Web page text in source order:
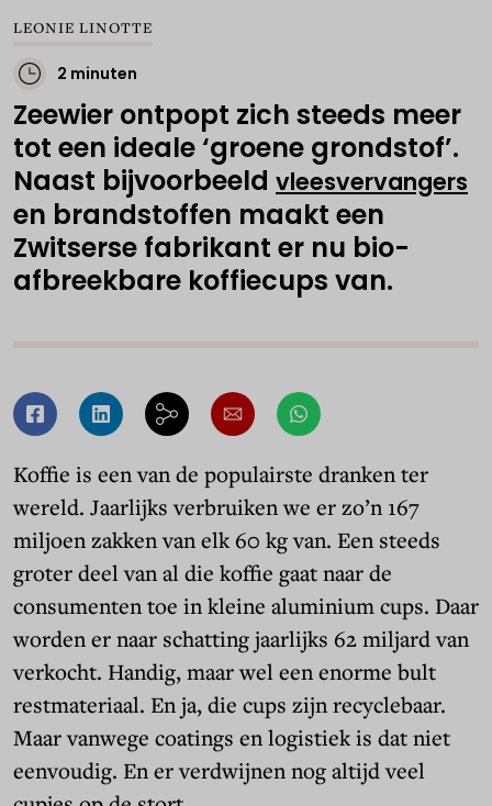
LEONIE LINOTTE
2 minuten
Zeewier ontpopt zich steeds meer
tot een ideale ‘groene grondstof’.
Naast bijvoorbeeld vleesvervangers
en brandstoffen maakt een
Zwitserse fabrikant er nu bio-
afbreekbare koffiecups van.
Koffie is een van de populairste dranken ter
wereld. Jaarlijks verbruiken we er zo’n 167
miljoen zakken van elk 60 kg van. Een steeds
groter deel van al die koffie gaat naar de
consumenten toe in kleine aluminium cups. Daar
worden er naar schatting jaarlijks 62 miljard van
verkocht. Handig, maar wel een enorme bult
restmateriaal. En ja, die cups zijn recyclebaar.
Maar vanwege coatings en logistiek is dat niet
eenvoudig. En er verdwijnen nog altijd veel